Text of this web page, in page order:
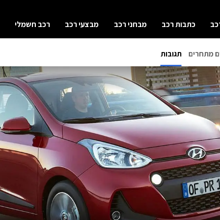
כתבות רכב מבחני רכב מבצעי רכב רכב חשמלי
מתחרים תגובות